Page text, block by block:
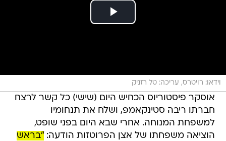
וידאו: רויטרס, עריכה: טל רזניק
אוסקר פיסטוריוס הכחיש היום (שישי) כל קשר לרצח
חברתו ריבה סטינקאמפ, ושלח את תנחומיו
למשפחת המנוחה. אחרי שבא היום בפני שופט,
הוציאה משפחתו של אצן הפרוטזות הודעה:"בראש